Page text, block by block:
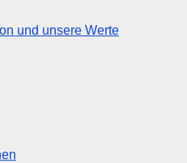
und unsere Werte